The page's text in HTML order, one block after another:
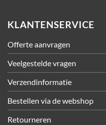
KLANTENSERVICE
Offerte aanvragen
Veelgestelde vragen
Verzendinformatie
Bestellen via de webshop
Retourneren